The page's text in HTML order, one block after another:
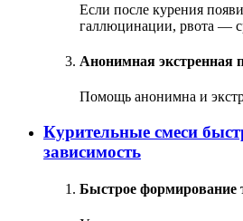
Если после курения
галлюцинации, рвота —
Анонимная экстренная
Помощь анонимна и
Курительные смеси
зависимость
Быстрое формирование